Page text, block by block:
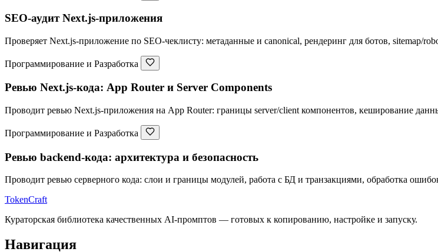
SEO-аудит Next.js-приложения
Проверяет Next.js-приложение по SEO-чеклисту: метаданные и canonical, рендеринг для ботов, sitemap/
Программирование и Разработка
Ревью Next.js-кода: App Router и Server Components
Проводит ревью Next.js-приложения на App Router: границы server/client компонентов, кеширование
Программирование и Разработка
Ревью backend-кода: архитектура и безопасность
Проводит ревью серверного кода: слои и границы модулей, работа с БД и транзакциями, обработка
TokenCraft
Кураторская библиотека качественных AI-промптов — готовых к копированию, настройке и запуску.
Навигация